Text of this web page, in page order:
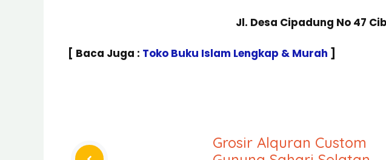
Jl. Desa Cipadung No 47
[ Baca Juga : Toko Buku Islam Lengkap & Murah ]
Grosir Alquran Custom